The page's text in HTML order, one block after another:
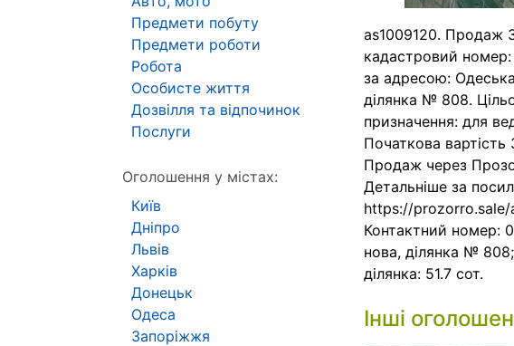
as1009120. Продаж
кадастровий
за адресою:
ділянка № 808.
призначення: для
Початкова
Продаж через
Детальніше за
https://prozorro.sale/
Контактний номер:
нова, ділянка № 808;
ділянка: 51.7 сот.
Інші
Предмети побуту
Предмети роботи
Робота
Особисте життя
Дозвілля та відпочинок
Послуги
Оголошення у містах:
Київ
Дніпро
Львів
Харків
Донецьк
Одеса
Запоріжжя